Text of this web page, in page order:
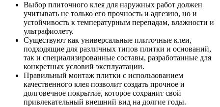
Выбор плиточного клея для наружных работ должен
учитывать не только его прочность и адгезию, но и
устойчивость к температурным перепадам, влажности и
ультрафиолету.
Существуют как универсальные плиточные клеи,
подходящие для различных типов плитки и оснований,
так и специализированные составы, разработанные для
конкретных условий эксплуатации.
Правильный монтаж плитки с использованием
качественного клея позволит создать прочное и
долговечное покрытие, которое сохранит свой
привлекательный внешний вид на долгие годы.